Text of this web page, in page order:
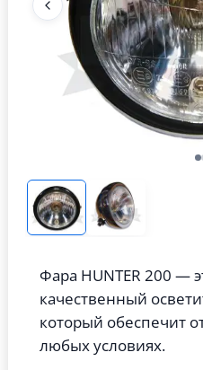
Фара HUNTER 200 —
качественный
который обеспечит
любых условиях.